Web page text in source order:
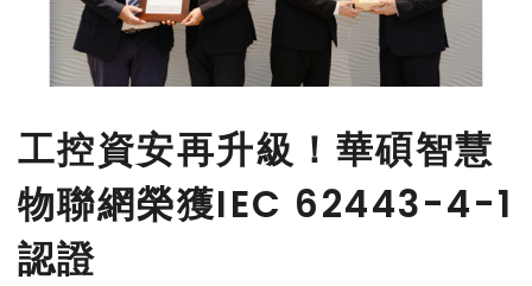
工控資安再升級！華碩智慧
物聯網榮獲IEC 62443-4-1
認證